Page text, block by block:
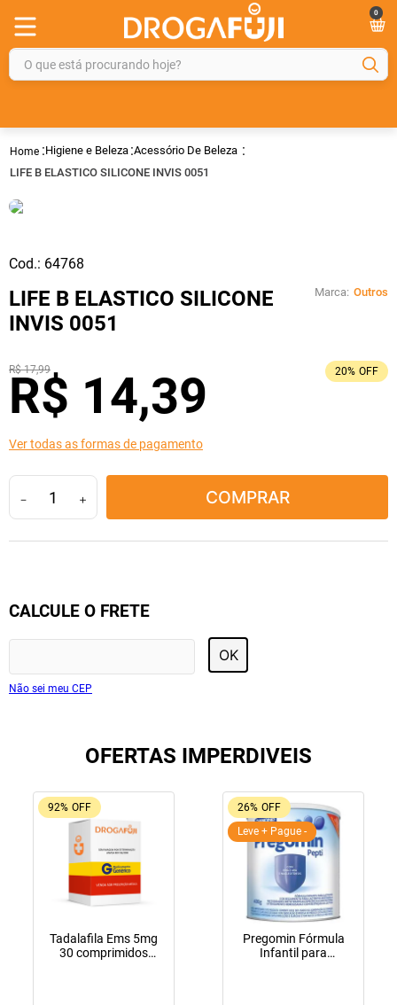
0
O que está procurando hoje?
Higiene e Beleza Acessório De Beleza
LIFE B ELASTICO SILICONE INVIS 0051
Cod.: 64768
LIFE B ELASTICO SILICONE
INVIS 0051
Marca: Outros
R$ 17,99
R$ 14,39 20% OFF
Ver todas as formas de pagamento
＋
－ COMPRAR
CALCULE O FRETE
OK
Não sei meu CEP
OFERTAS IMPERDIVEIS
92% OFF
Tadalafila Ems 5mg
30 comprimidos
26% OFF
Leve + Pague -
Pregomin Fórmula
Infantil para
2 º
gelmax
3º
5º
protetor solar
6
shampoo
7º
dipirona
9º
tadalafila
10
lola